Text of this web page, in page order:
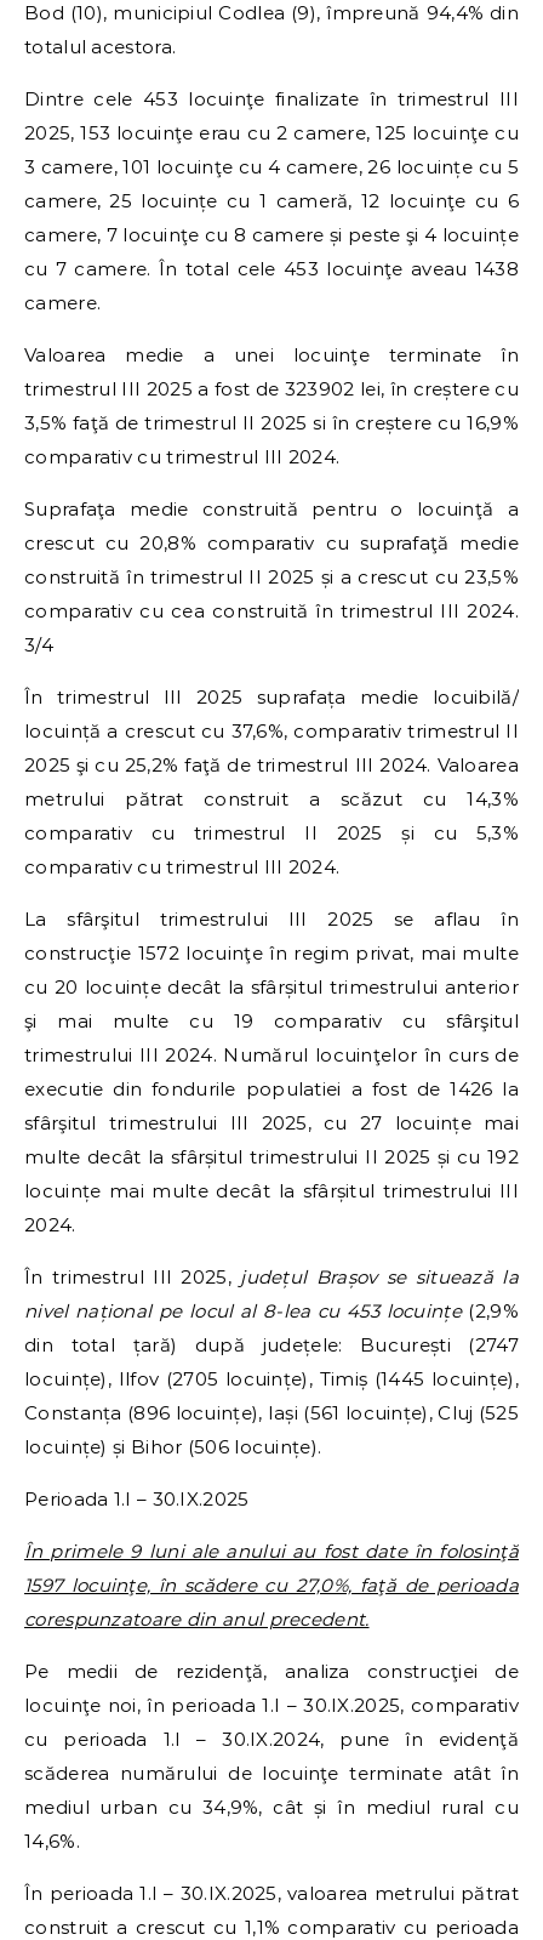
Bod (10), municipiul Codlea (9), împreună 94,4% din
totalul acestora.
Dintre cele 453 locuinţe finalizate în trimestrul III
2025, 153 locuinţe erau cu 2 camere, 125 locuinţe cu
3 camere, 101 locuinţe cu 4 camere, 26 locuințe cu 5
camere, 25 locuințe cu 1 cameră, 12 locuinţe cu 6
camere, 7 locuinţe cu 8 camere și peste şi 4 locuințe
cu 7 camere. În total cele 453 locuinţe aveau 1438
camere.
Valoarea medie a unei locuinţe terminate în
trimestrul III 2025 a fost de 323902 lei, în creștere cu
3,5% faţă de trimestrul II 2025 si în creștere cu 16,9%
comparativ cu trimestrul III 2024.
Suprafaţa medie construită pentru o locuinţă a
crescut cu 20,8% comparativ cu suprafaţă medie
construită în trimestrul II 2025 și a crescut cu 23,5%
comparativ cu cea construită în trimestrul III 2024.
3/4
În trimestrul III 2025 suprafața medie locuibilă/
locuință a crescut cu 37,6%, comparativ trimestrul II
2025 şi cu 25,2% faţă de trimestrul III 2024. Valoarea
metrului pătrat construit a scăzut cu 14,3%
comparativ cu trimestrul II 2025 și cu 5,3%
comparativ cu trimestrul III 2024.
La sfârşitul trimestrului III 2025 se aflau în
construcţie 1572 locuinţe în regim privat, mai multe
cu 20 locuințe decât la sfârșitul trimestrului anterior
şi mai multe cu 19 comparativ cu sfârşitul
trimestrului III 2024. Numărul locuinţelor în curs de
executie din fondurile populatiei a fost de 1426 la
sfârşitul trimestrului III 2025, cu 27 locuințe mai
multe decât la sfârșitul trimestrului II 2025 și cu 192
locuințe mai multe decât la sfârșitul trimestrului III
2024.
În trimestrul III 2025, județul Brașov se situează la
nivel național pe locul al 8-lea cu 453 locuințe(2,9%
din total țară) după județele: București (2747
locuințe), Ilfov (2705 locuințe), Timiș (1445 locuințe),
Constanța (896 locuințe), Iași (561 locuințe), Cluj (525
locuințe) și Bihor (506 locuințe).
Perioada 1.I – 30.IX.2025
În primele 9 luni ale anului au fost date în folosinţă
1597 locuinţe, în scădere cu 27,0%, faţă de perioada
corespunzatoare din anul precedent.
Pe medii de rezidenţă, analiza construcţiei de
locuinţe noi, în perioada 1.I – 30.IX.2025, comparativ
cu perioada 1.I – 30.IX.2024, pune în evidenţă
scăderea numărului de locuinţe terminate atât în
mediul urban cu 34,9%, cât și în mediul rural cu
14,6%.
În perioada 1.I – 30.IX.2025, valoarea metrului pătrat
construit a crescut cu 1,1% comparativ cu perioada